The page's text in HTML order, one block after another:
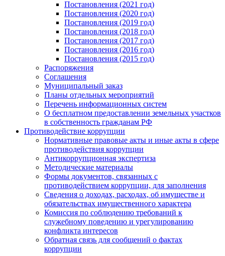
Постановления (2021 год)
Постановления (2020 год)
Постановления (2019 год)
Постановления (2018 год)
Постановления (2017 год)
Постановления (2016 год)
Постановления (2015 год)
Распоряжения
Соглашения
Муниципальный заказ
Планы отдельных мероприятий
Перечень информационных систем
О бесплатном предоставлении земельных участков
в собственность гражданам РФ
Противодействие коррупции
Нормативные правовые акты и иные акты в сфере
противодействия коррупции
Антикоррупционная экспертиза
Методические материалы
Формы документов, связанных с
противодействием коррупции, для заполнения
Сведения о доходах, расходах, об имуществе и
обязательствах имущественного характера
Комиссия по соблюдению требований к
служебному поведению и урегулированию
конфликта интересов
Обратная связь для сообщений о фактах
коррупции